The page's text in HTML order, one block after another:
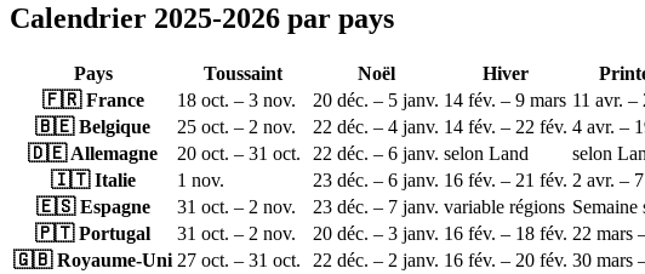
Calendrier 2025-2026 par pays
Pays Toussaint Noël Hiver
🇫🇷 France
18 oct. – 3 nov. 20 déc. – 5 janv. 14 fév. – 9 mars 11 avr. –
🇧🇪 Belgique
25 oct. – 2 nov. 22 déc. – 4 janv. 14 fév. – 22 fév. 4 avr. –
🇩🇪 Allemagne
20 oct. – 31 oct. 22 déc. – 6 janv. selon Land selon
🇮🇹 Italie
1 nov. 23 déc. – 6 janv. 16 fév. – 21 fév. 2 avr. –
🇪🇸 Espagne
31 oct. – 2 nov. 23 déc. – 7 janv. variable régions Semaine
🇵🇹 Portugal
31 oct. – 2 nov. 20 déc. – 3 janv. 16 fév. – 18 fév. 22 mars
🇬🇧 Royaume-Uni 27 oct. – 31 oct. 22 déc. – 2 janv. 16 fév. – 20 fév. 30 mars